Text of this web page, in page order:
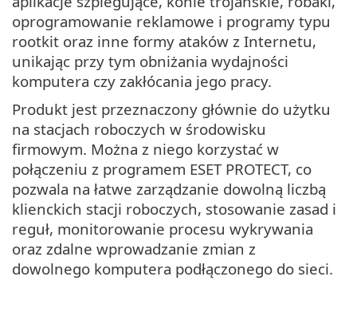
oprogramowanie reklamowe i programy typu
rootkit oraz inne formy ataków z Internetu,
unikając przy tym obniżania wydajności
komputera czy zakłócania jego pracy.
Produkt jest przeznaczony głównie do użytku
na stacjach roboczych w środowisku
firmowym. Można z niego korzystać w
połączeniu z programem ESET PROTECT, co
pozwala na łatwe zarządzanie dowolną liczbą
klienckich stacji roboczych, stosowanie zasad i
reguł, monitorowanie procesu wykrywania
oraz zdalne wprowadzanie zmian z
dowolnego komputera podłączonego do sieci.